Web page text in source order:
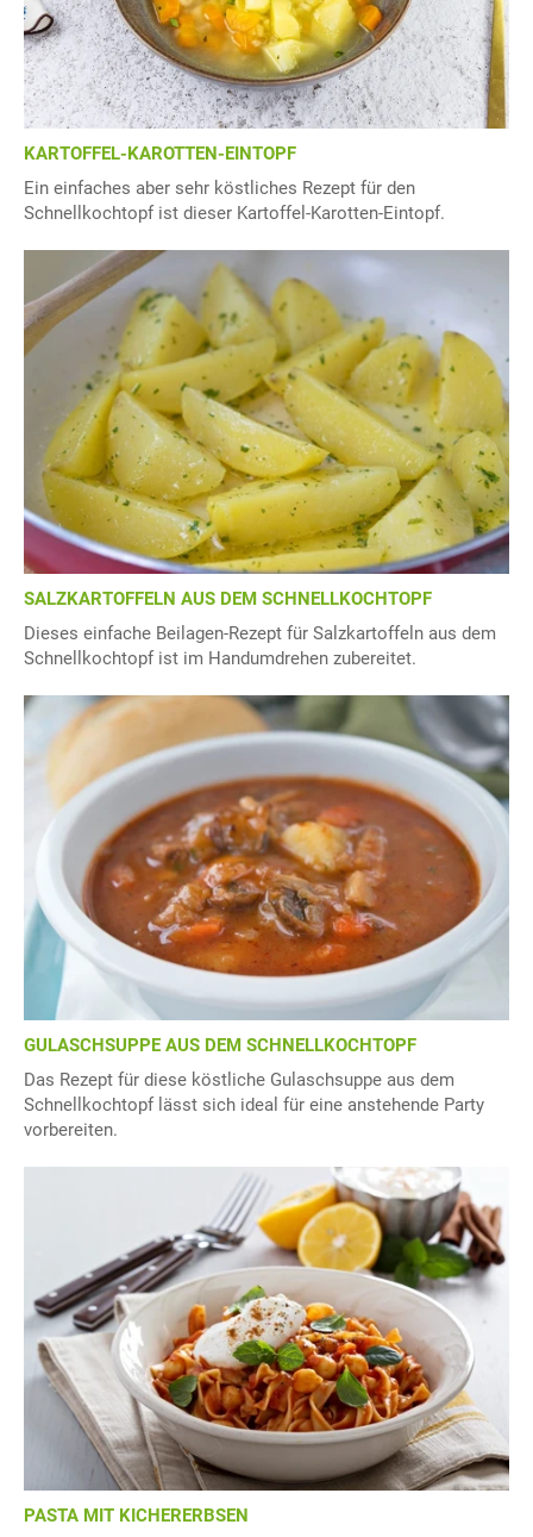
KARTOFFEL-KAROTTEN-EINTOPF
Ein einfaches aber sehr köstliches Rezept für den
Schnellkochtopf ist dieser Kartoffel-Karotten-Eintopf.
SALZKARTOFFELN AUS DEM SCHNELLKOCHTOPF
Dieses einfache Beilagen-Rezept für Salzkartoffeln aus dem
Schnellkochtopf ist im Handumdrehen zubereitet.
GULASCHSUPPE AUS DEM SCHNELLKOCHTOPF
Das Rezept für diese köstliche Gulaschsuppe aus dem
Schnellkochtopf lässt sich ideal für eine anstehende Party
vorbereiten.
PASTA MIT KICHERERBSEN